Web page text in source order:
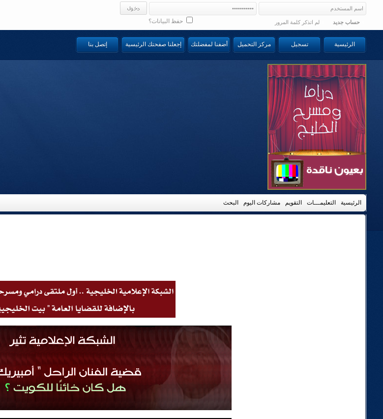
حفظ البيانات؟ حساب جديد لم اتذكر كلمة المرور
الرئيسية تسجيل مركز التحميل أضفنا لمفضلتك إجعلنا صفحتك الرئيسية إتصل بنا
الرئيسية التعليمـــات التقويم مشاركات اليوم البحث